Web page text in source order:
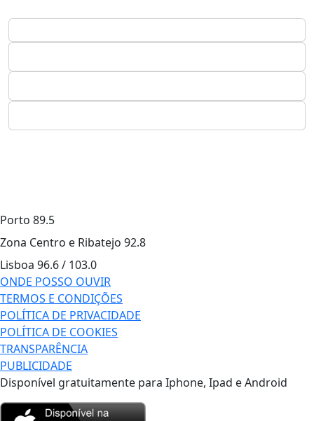
Porto 89.5
Zona Centro e Ribatejo 92.8
Lisboa 96.6 / 103.0
ONDE POSSO OUVIR
TERMOS E CONDIÇÕES
POLÍTICA DE PRIVACIDADE
POLÍTICA DE COOKIES
TRANSPARÊNCIA
PUBLICIDADE
Disponível gratuitamente para Iphone, Ipad e Android